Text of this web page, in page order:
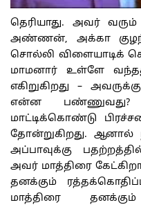
தெரியாது. அவர்
அண்ணன், அக்கா
சொல்லி விளையாடிக்
மாமனார் உள்ளே
எகிறுகிறது –
என்ன
மாட்டிக்கொண்டு
தோன்றுகிறது.
அப்பாவுக்கு
அவர் மாத்திரை
தனக்கும்
மாத்திரை